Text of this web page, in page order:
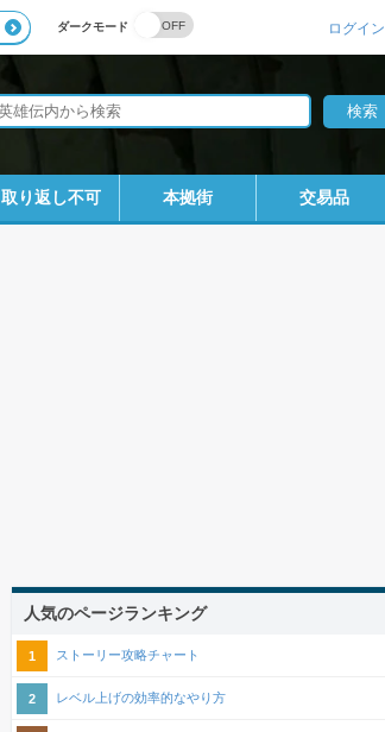
ダークモード ログイン
取り返し不可 本拠街 交易品
人気のページランキング
ストーリー攻略チャート
レベル上げの効率的なやり方